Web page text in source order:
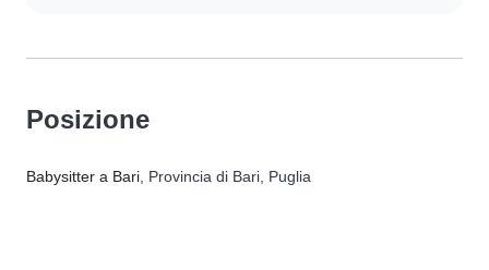
Posizione
Babysitter a Bari , Provincia di Bari, Puglia